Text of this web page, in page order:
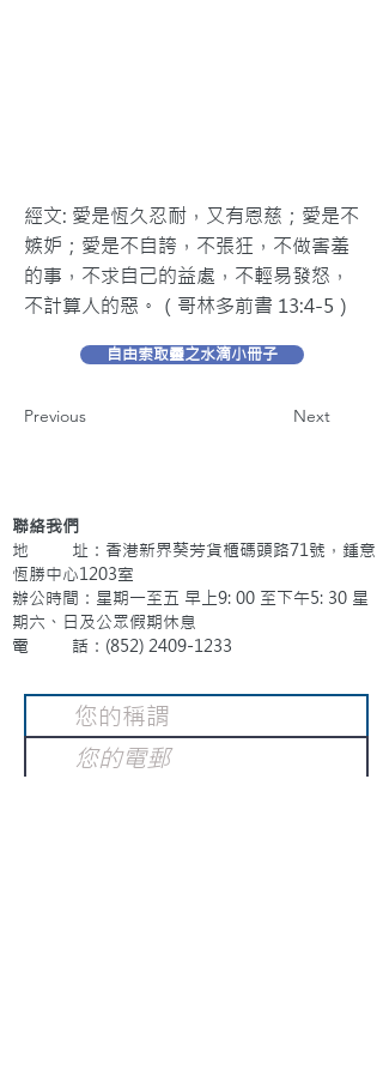
經文: 愛是恆久忍耐，又有恩慈；愛是不
嫉妒；愛是不自誇，不張狂，不做害羞
的事，不求自己的益處，不輕易發怒，
不計算人的惡。（哥林多前書 13:4-5）
自由索取靈之水滴小冊子
Previous Next
聯絡我們
地 址：香港新界葵芳貨櫃碼頭路71號，鍾意
恆勝中心1203室
辦公時間：星期一至五 早上9: 00 至下午5: 30 星
期六、日及公眾假期休息
電 話：(852) 2409-1233